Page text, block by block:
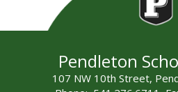
Pendleton
107 NW 10th Street,